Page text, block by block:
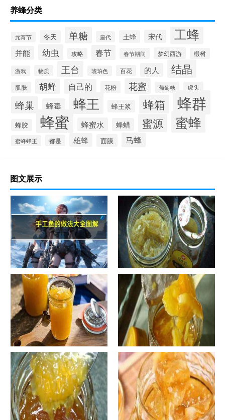
养蜂分类
元宵节 冬天 单糖 唐代 土蜂 宋代 工蜂
并能 幼虫 攻略 春节 春节期间 梦幻西游 椴树
游戏 物质 王台 琥珀色 百花 的人 结晶
肌肤 胡蜂 自己的 花粉 花蜜 葡萄糖 虎头
蜂巢 蜂毒 蜂王 蜂王浆 蜂箱 蜂群
蜂胶 蜂蜜 蜂蜜水 蜂蜡 蜜源 蜜蜂
蜜蜂蜂王 都是 雄蜂 面膜 马蜂
图文展示
手工鱼的做法大全图解
蜂蜜柚子茶的正确做法-蜂蜜柚
子茶的浸泡方法有哪些？
自制蜂蜜柚子茶-蜂蜜柚子茶有
哪些正确的做法？
自制蜂蜜柚子茶-蜂蜜柚子茶如
何正确饮用？